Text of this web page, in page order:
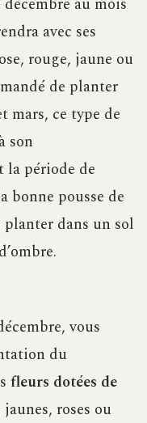
avec ses
rouge, jaune ou
de planter
mars, ce type de
son
la période de
bonne pousse de
dans un sol
vous
du
fleurs dotées de
roses ou